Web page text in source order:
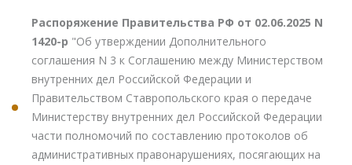
Распоряжение Правительства РФ от 02.06.2025 N
1420-р "Об утверждении Дополнительного
соглашения N 3 к Соглашению между Министерством
внутренних дел Российской Федерации и
Правительством Ставропольского края о передаче
Министерству внутренних дел Российской Федерации
части полномочий по составлению протоколов об
административных правонарушениях, посягающих на